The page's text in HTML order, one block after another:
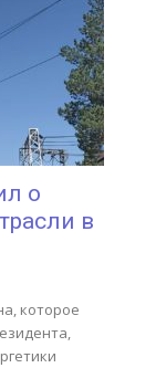
о
в
которое